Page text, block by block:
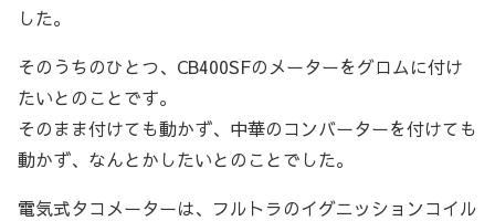
した。
そのうちのひとつ、CB400SFのメーターをグロムに付け
たいとのことです。
そのまま付けても動かず、中華のコンバーターを付けても
動かず、なんとかしたいとのことでした。
電気式タコメーターは、フルトラのイグニッションコイル